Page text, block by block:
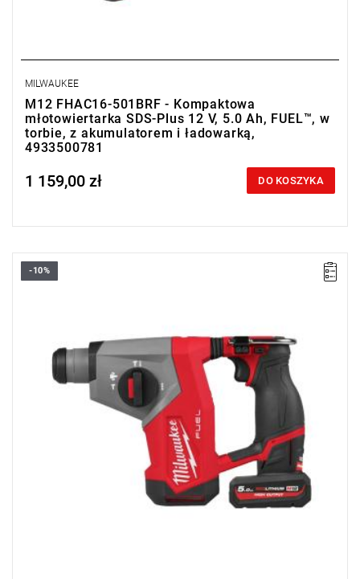
MILWAUKEE
M12 FHAC16-501BRF - Kompaktowa
młotowiertarka SDS-Plus 12 V, 5.0 Ah, FUEL™, w
torbie, z akumulatorem i ładowarką,
4933500781
Price tax included
1 159,00 zł DO KOSZYKA
Kompaktowa młotowiertarka MILWAUKEE® zapewniająca
zarejestruj fakturę i odbierz dodatkowy akumulator za 2 zł.
Promocja wyłącznie dla podmiotów posiadających NIP.
Sprawdź szczegóły promocji .
-10%